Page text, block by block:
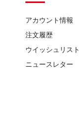
アカウント情報
注文履歴
ウイッシュリスト
ニュースレター